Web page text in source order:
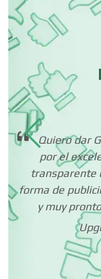
Quiero dar
por el
transparente
forma de
y muy